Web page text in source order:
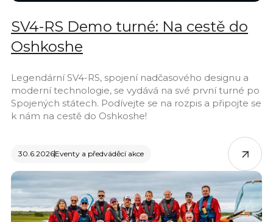
SV4-RS Demo turné: Na cestě do
Oshkoshe
Legendární SV4-RS, spojení nadčasového designu a
moderní technologie, se vydává na své první turné po
Spojených státech. Podívejte se na rozpis a připojte se
k nám na cestě do Oshkoshe!
30.6.2026Eventy a předváděcí akce